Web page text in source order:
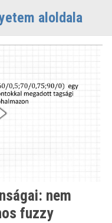
aloldala
nem
fuzzy